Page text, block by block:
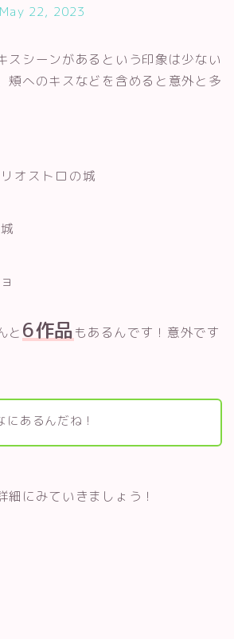
May 22, 2023
スシーンがあるという印象は少ない
頬へのキスなどを含めると意外と多
オストロの城
と 6作品 もあるんです！意外です
にあるんだね！
細にみていきましょう！